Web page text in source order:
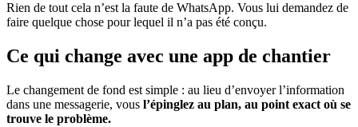
Rien de tout cela n’est la faute de WhatsApp. Vous lui demandez de
faire quelque chose pour lequel il n’a pas été conçu.
Ce qui change avec une app de chantier
Le changement de fond est simple : au lieu d’envoyer l’information
dans une messagerie, vous l’épinglez au plan, au point exact où se
trouve le problème.